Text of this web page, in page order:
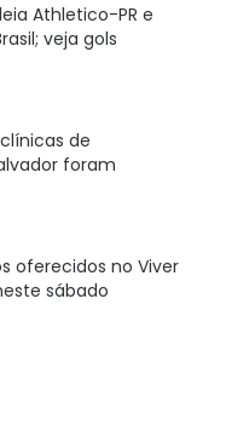
Athletico-PR e
veja gols
de
foram
oferecidos no Viver
sábado